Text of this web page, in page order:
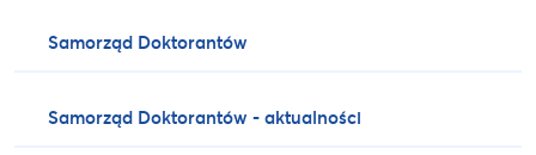
Samorząd Doktorantów
Samorząd Doktorantów - aktualności